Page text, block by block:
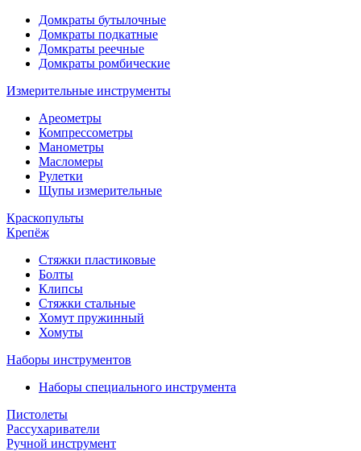
Домкраты бутылочные
Домкраты подкатные
Домкраты реечные
Домкраты ромбические
Измерительные инструменты
Ареометры
Компрессометры
Манометры
Масломеры
Рулетки
Щупы измерительные
Краскопульты
Крепёж
Стяжки пластиковые
Болты
Клипсы
Стяжки стальные
Хомут пружинный
Хомуты
Наборы инструментов
Наборы специального инструмента
Пистолеты
Рассухариватели
Ручной инструмент